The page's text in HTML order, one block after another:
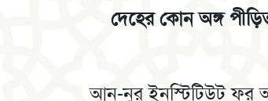
দেহের কোন অঙ্গ
আন-নুর ইনস্টিটিউট ফর